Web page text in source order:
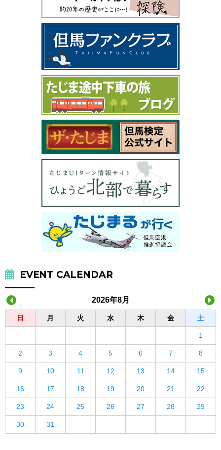
EVENT CALENDAR
2026年8月
日 月 火 水 木 金 土
1
2 3 4 5 6 7 8
9 10 11 12 13 14 15
16 17 18 19 20 21 22
23 24 25 26 27 28 29
30 31